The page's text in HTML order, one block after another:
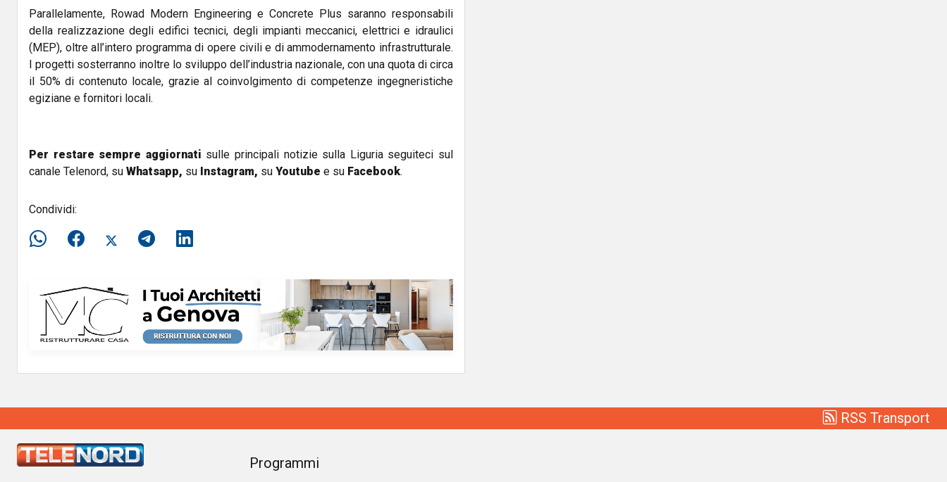
Parallelamente, Rowad Modern Engineering e Concrete Plus saranno responsabili
della realizzazione degli edifici tecnici, degli impianti meccanici, elettrici e idraulici
(MEP), oltre all’intero programma di opere civili e di ammodernamento infrastrutturale.
I progetti sosterranno inoltre lo sviluppo dell’industria nazionale, con una quota di circa
il 50% di contenuto locale, grazie al coinvolgimento di competenze ingegneristiche
egiziane e fornitori locali.
Per restare sempre aggiornati sulle principali notizie sulla Liguria seguiteci sul
canale Telenord, su Whatsapp, su Instagram, su Youtube e su Facebook.
Condividi:
RSS Transport
Programmi